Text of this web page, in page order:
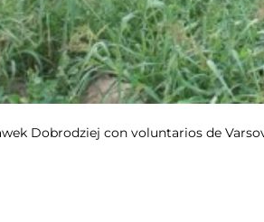
Dobrodziej con voluntarios de